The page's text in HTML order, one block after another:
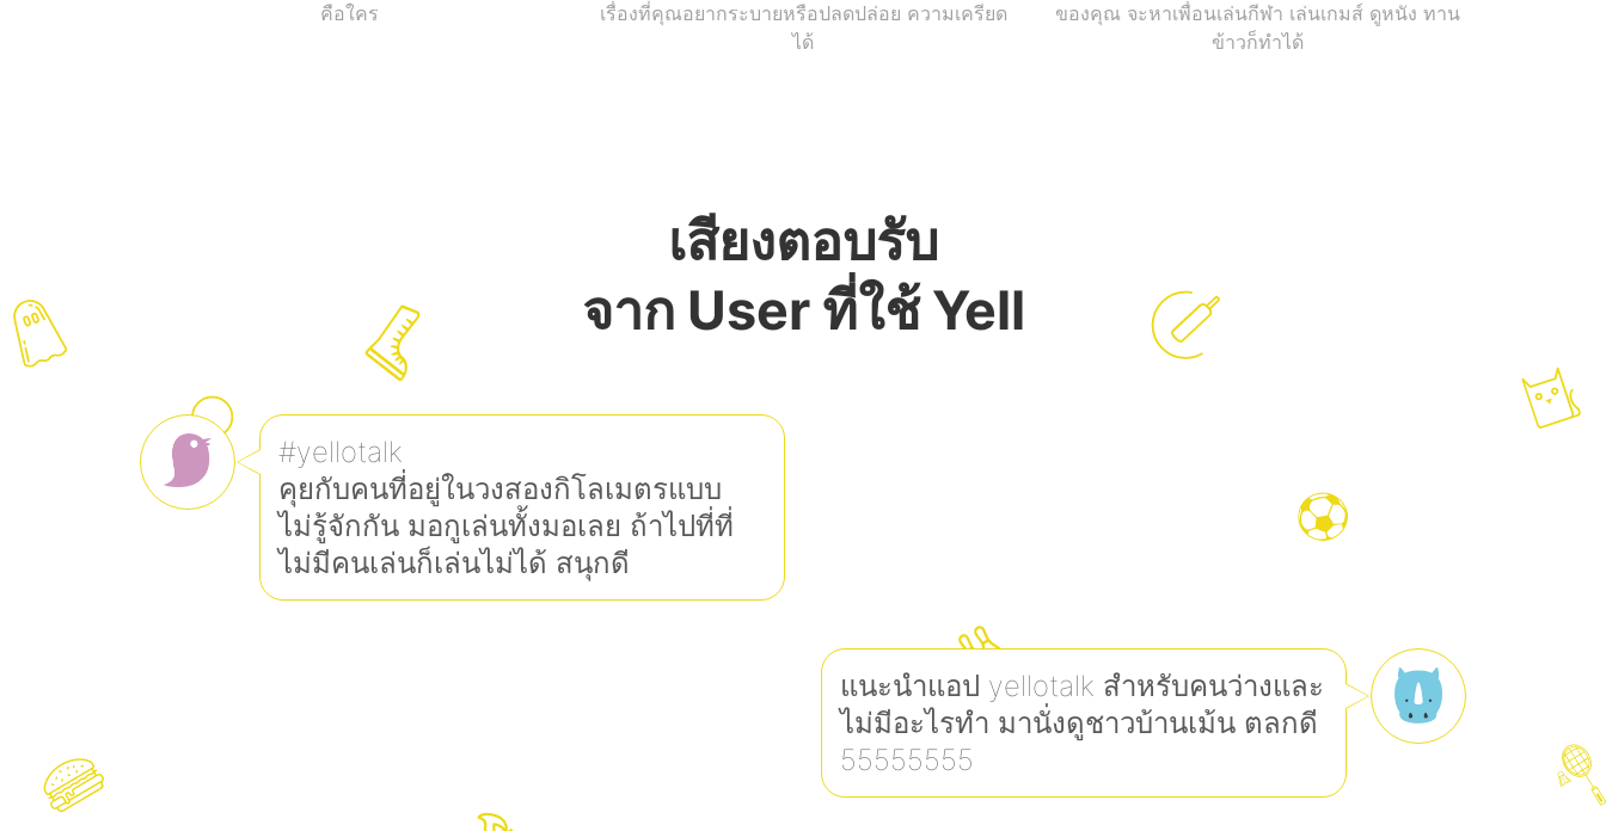
คือใคร
เรื่องที่คุณอยากระบายหรือปลดปล่อย ความเครียด
ได้
ของคุณ จะหาเพื่อนเล่นกีฬา เล่นเกมส์ ดูหนัง ทาน
ข้าวก็ทำได้
เสียงตอบรับ
จาก User ที่ใช้ Yell
#yellotalk
คุยกับคนที่อยู่ในวงสองกิโลเมตรแบบ
ไม่รู้จักกัน มอกูเล่นทั้งมอเลย ถ้าไปที่ที่
ไม่มีคนเล่นก็เล่นไม่ได้ สนุกดี
แนะนำแอป yellotalk สำหรับคนว่างและ
ไม่มีอะไรทำ มานั่งดูชาวบ้านเม้น ตลกดี
55555555